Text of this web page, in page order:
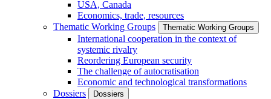
USA, Canada
Economics, trade, resources
Thematic Working Groups
Thematic Working Groups
International cooperation in the context of
systemic rivalry
Reordering European security
The challenge of autocratisation
Economic and technological transformations
Dossiers
Dossiers